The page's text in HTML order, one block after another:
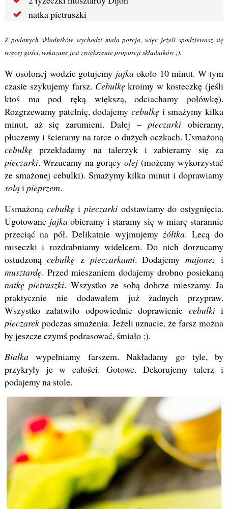
natka pietruszki
Z podanych składników wychodzi mała porcja, więc jeżeli spodziewasz się
więcej gości, wskazane jest zwiększenie proporcji składników ;).
W osolonej wodzie gotujemy jajkaokoło 10 minut. W tym
czasie szykujemy farsz. Cebulkękroimy w kosteczkę (jeśli
ktoś ma pod ręką większą, odciachamy połówkę).
Rozgrzewamy patelnię, dodajemy cebulkę i smażymy kilka
minut, aż się zarumieni. Dalej –pieczarki obieramy,
płuczemy i ścieramy na tarce o dużych oczkach. Usmażoną
cebulkęprzekładamy na talerzyk i zabieramy się za
pieczarki. Wrzucamy na gorącyolej(możemy wykorzystać
ze smażonej cebulki). Smażymy kilka minut i doprawiamy
soląipieprzem.
Usmażoną cebulkęi pieczarki odstawiamy do ostygnięcia.
Ugotowane jajkaobieramy i staramy się w miarę starannie
przeciąć na pół. Delikatnie wyjmujemyżółtka. Lecą do
miseczki i rozdrabniamy widelcem. Do nich dorzucamy
ostudzonącebulkę z pieczarkami. Dodajemy majonezi
musztardę. Przed mieszaniem dodajemy drobno posiekaną
natkę pietruszki. Wszystko ze sobą dobrze mieszamy. Ja
praktycznie nie dodawałem już żadnych przypraw.
Wszystko załatwiło odpowiednie doprawienie cebulkii
pieczarekpodczas smażenia. Jeżeli uznacie, że farsz można
by jeszcze czymś podrasować, śmiało ;).
Białkawypełniamy farszem. Nakładamy go tyle, by
przykryły je w całości. Gotowe. Dekorujemy talerz i
podajemy na stole.